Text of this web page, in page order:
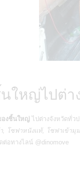
ใหญ่ไปต่า
งชิ้นใหญ่ ไปต่างจังหวัดทั่ว
, โซฟาหนังแท้, โซฟาเข้า
ต่อทางไลน์ @dinomove